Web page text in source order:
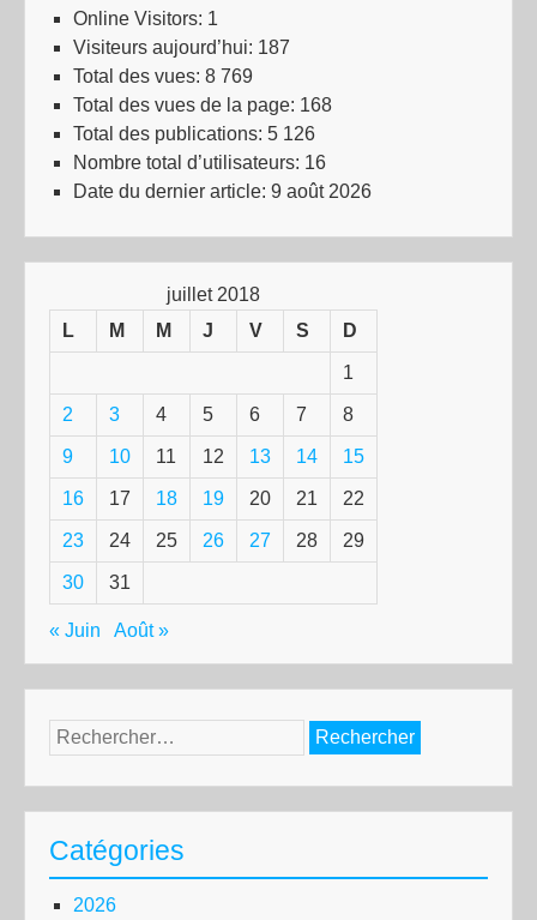
Online Visitors: 1
Visiteurs aujourd’hui: 187
Total des vues: 8 769
Total des vues de la page: 168
Total des publications: 5 126
Nombre total d’utilisateurs: 16
Date du dernier article: 9 août 2026
juillet 2018
L
M M J V S D
1
2 3 4 5 6 7 8
9 10 11 12 13 14 15
16 17 18 19 20 21 22
23 24 25 26 27 28 29
30 31
« Juin Août »
Rechercher :
Catégories
2026